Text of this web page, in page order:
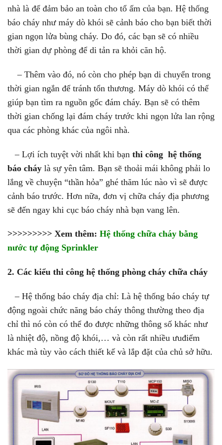
nhà là để đảm bảo an toàn cho tổ ấm của bạn. Hệ thống
báo cháy như máy dò khói sẽ cảnh báo cho bạn biết thời
gian ngọn lửa bùng cháy. Do đó, các bạn sẽ có nhiều
thời gian dự phòng để di tản ra khỏi căn hộ.
– Thêm vào đó, nó còn cho phép bạn di chuyển trong
thời gian ngắn để tránh tổn thương. Máy dò khói có thể
giúp bạn tìm ra nguồn gốc đám cháy. Bạn sẽ có thêm
thời gian chống lại đám cháy trước khi ngọn lửa lan rộng
qua các phòng khác của ngôi nhà.
– Lợi ích tuyệt vời nhất khi bạn thi công hệ thống
báo cháy là sự yên tâm. Bạn sẽ thoải mái không phải lo
lắng về chuyện “thần hỏa” ghé thăm lúc nào vì sẽ được
cảnh báo trước. Hơn nữa, đơn vị chữa cháy địa phương
sẽ đến ngay khi cục báo cháy nhà bạn vang lên.
>>>>>>>>> Xem thêm: Hệ thống chữa cháy bằng
nước tự động Sprinkler
2. Các kiểu thi công hệ thống phòng cháy chữa cháy
– Hệ thống báo cháy địa chỉ: Là hệ thống báo cháy tự
động ngoài chức năng báo cháy thông thường theo địa
chỉ thì nó còn có thể đo được những thông số khác như
là nhiệt độ, nồng độ khói,… và còn rất nhiều ưuđiểm
khác mà tùy vào cách thiết kế và lắp đặt của chủ sở hữu.